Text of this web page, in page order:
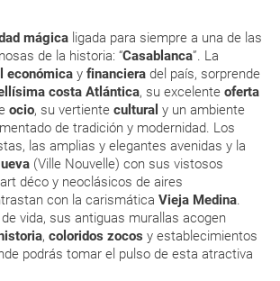
mágica ligada para siempre a una de las
de la historia: “Casablanca” . La
económica y financiera del país, sorprende
costa Atlántica, su excelente oferta
ocio, su vertiente cultural y un ambiente
de tradición y modernidad. Los
las amplias y elegantes avenidas y la
(Ville Nouvelle) con sus vistosos
art déco y neoclásicos de aires
con la carismática Vieja Medina
vida, sus antiguas murallas acogen
, coloridos zocos y establecimientos
podrás tomar el pulso de esta atractiva
mismo aeropuerto.
enviarte la documentación de un paquete
tours...) te enviaremos la documentación
de 10 días antes de salida, la cual deberás
en el viaje.
será requerida en el mostrador de la compañía
el check-in el día de la salida.
CANCELACIÓN ¿Puedo anular o
del viaje? ¿Qué gastos puede
o modificación del viaje?
debe tener mi pasaporte para ir